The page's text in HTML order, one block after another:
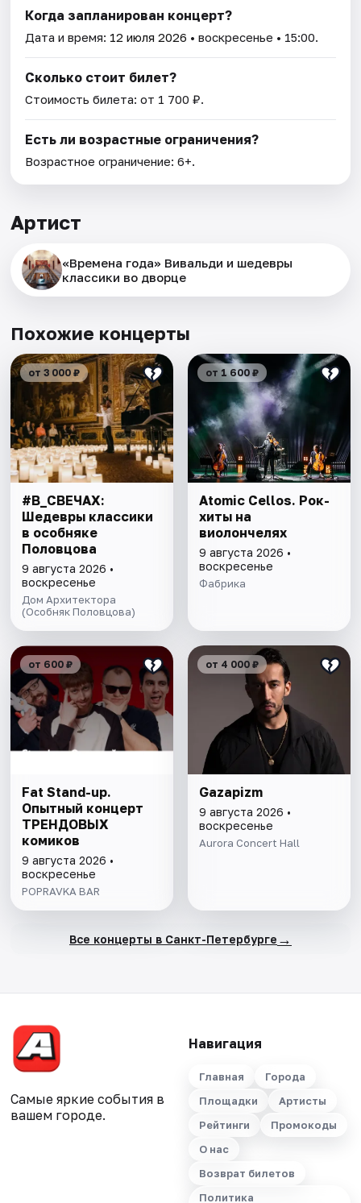
Когда запланирован концерт?
Дата и время: 12 июля 2026 • воскресенье • 15:00.
Сколько стоит билет?
Стоимость билета: от 1 700 ₽.
Есть ли возрастные ограничения?
Возрастное ограничение: 6+.
Артист
«Времена года» Вивальди и шедевры
классики во дворце
Похожие концерты
от 3 000 ₽
#В_СВЕЧАХ:
Шедевры классики
в особняке
Половцова
9 августа 2026 •
воскресенье
Дом Архитектора
(Особняк Половцова)
от 1 600 ₽
Atomic Cellos. Рок-
хиты на
виолончелях
9 августа 2026 •
воскресенье
Фабрика
от 600 ₽
Fat Stand-up.
Опытный концерт
ТРЕНДОВЫХ
комиков
9 августа 2026 •
воскресенье
POPRAVKA BAR
от 4 000 ₽
Gazapizm
9 августа 2026 •
воскресенье
Aurora Concert Hall
Все концерты в Санкт-Петербурге →
Самые яркие события в
вашем городе.
Навигация
Главная
Города
Площадки
Артисты
Рейтинги
Промокоды
О нас
Возврат билетов
Политика